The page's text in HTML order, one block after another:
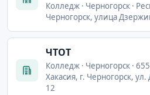
Колледж · Черногорск ·
Черногорск, улица
ЧТОТ
Колледж · Черногорск ·
Хакасия, г. Черногорск,
12